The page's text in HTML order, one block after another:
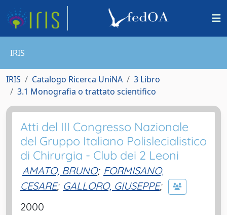
IRIS
IRIS Catalogo Ricerca UniNA
3 Libro
3.1 Monografia o trattato scientifico
Atti del III Congresso Nazionale
del Gruppo Italiano Polislecialistico
di Chirurgia - Club dei 2 Leoni
AMATO, BRUNO; FORMISANO,
CESARE; GALLORO, GIUSEPPE;
2000